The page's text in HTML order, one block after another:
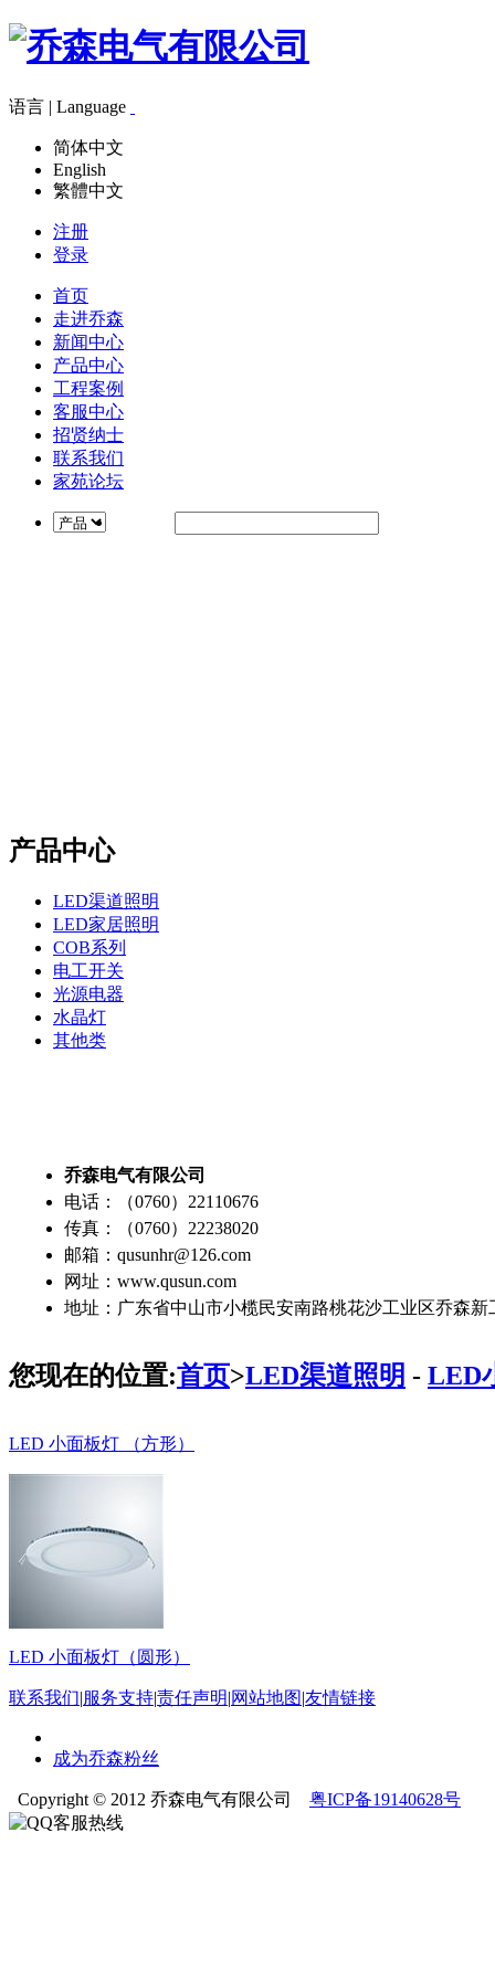
语言 | Language
简体中文
English
繁體中文
注册
登录
首页
走进乔森
新闻中心
产品中心
工程案例
客服中心
招贤纳士
联系我们
家苑论坛
产品中心
LED渠道照明
LED家居照明
COB系列
电工开关
光源电器
水晶灯
其他类
乔森电气有限公司
电话：（0760）22110676
传真：（0760）22238020
邮箱：qusunhr@126.com
网址：www.qusun.com
地址：广东省中山市小榄民安南路桃花沙工业区乔森新
您现在的位置:首页>LED渠道照明 - LED
LED 小面板灯 （方形）
LED 小面板灯（圆形）
联系我们|服务支持|责任声明|网站地图|友情链接
成为乔森粉丝
Copyright © 2012 乔森电气有限公司 粤ICP备19140628号